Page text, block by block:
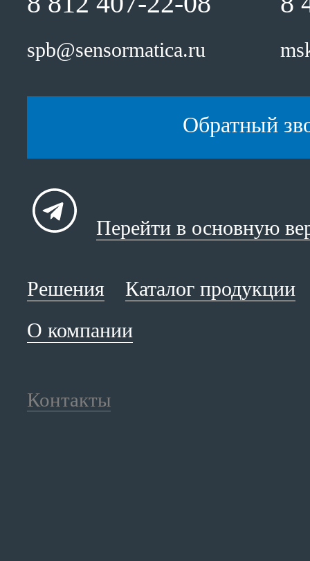
spb@sensormatica.ru
Обратный
Перейти в основную
Решения
Каталог продукции
О компании
Контакты